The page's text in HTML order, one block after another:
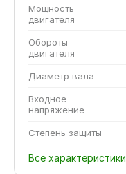
Мощность
двигателя
Обороты
двигателя
Диаметр вала
Входное
напряжение
Степень защиты
Все характеристики